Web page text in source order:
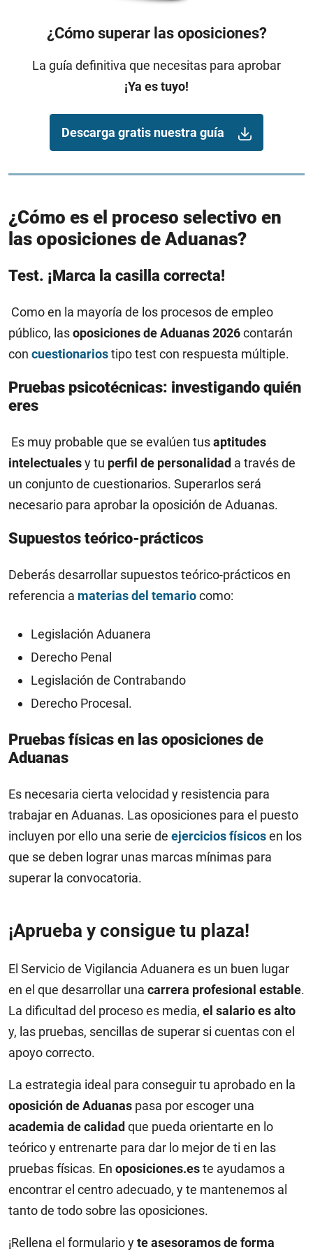
¿Cómo superar las oposiciones?
La guía definitiva que necesitas para aprobar
¡Ya es tuyo!
Descarga gratis nuestra guía
¿Cómo es el proceso selectivo en
las oposiciones de Aduanas?
Test. ¡Marca la casilla correcta!
Como en la mayoría de los procesos de empleo
público, lasoposiciones de Aduanas 2026contarán
con cuestionariostipo test con respuesta múltiple.
Pruebas psicotécnicas: investigando quién
eres
Es muy probable que se evalúen tusaptitudes
intelectualesy tu perfil de personalidad a través de
un conjunto de cuestionarios. Superarlos será
necesario para aprobar la oposición de Aduanas.
Supuestos teórico-prácticos
Deberás desarrollar supuestos teórico-prácticos en
referencia a materias del temariocomo:
Legislación Aduanera
Derecho Penal
Legislación de Contrabando
Derecho Procesal.
Pruebas físicas en las oposiciones de
Aduanas
Es necesaria cierta velocidad y resistencia para
trabajar en Aduanas. Las oposiciones para el puesto
incluyen por ello una serie de ejercicios físicosen los
que se deben lograr unas marcas mínimas para
superar la convocatoria.
¡Aprueba y consigue tu plaza!
El Servicio de Vigilancia Aduanera es un buen lugar
en el que desarrollar una carrera profesional estable.
La dificultad del proceso es media, el salario es alto
y, las pruebas, sencillas de superar si cuentas con el
apoyo correcto.
La estrategia ideal para conseguir tu aprobado en la
oposición de Aduanas pasa por escoger una
academia de calidad que pueda orientarte en lo
teórico y entrenarte para dar lo mejor de ti en las
pruebas físicas. En oposiciones.este ayudamos a
encontrar el centro adecuado, y te mantenemos al
tanto de todo sobre las oposiciones.
¡Rellena el formulario yte asesoramos de forma